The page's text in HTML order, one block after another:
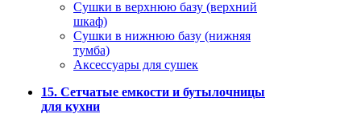
Сушки в верхнюю базу (верхний
шкаф)
Сушки в нижнюю базу (нижняя
тумба)
Аксессуары для сушек
15. Сетчатые емкости и бутылочницы
для кухни